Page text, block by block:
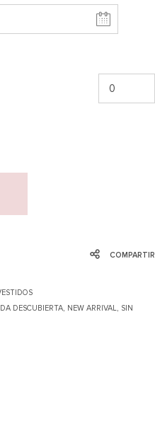
COMPARTIR
DESCUBIERTA, NEW ARRIVAL
SIN